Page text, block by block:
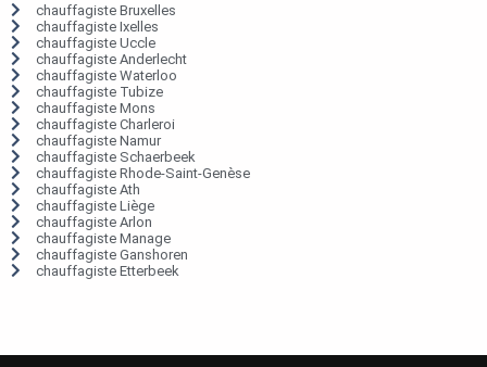
chauffagiste Bruxelles
chauffagiste Ixelles
chauffagiste Uccle
chauffagiste Anderlecht
chauffagiste Waterloo
chauffagiste Tubize
chauffagiste Mons
chauffagiste Charleroi
chauffagiste Namur
chauffagiste Schaerbeek
chauffagiste Rhode-Saint-Genèse
chauffagiste Ath
chauffagiste Liège
chauffagiste Arlon
chauffagiste Manage
chauffagiste Ganshoren
chauffagiste Etterbeek